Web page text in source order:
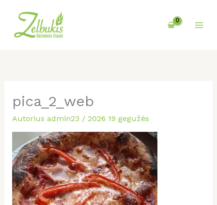
turinio
pica_2_web
Autorius admin23 / 2026 19 gegužės